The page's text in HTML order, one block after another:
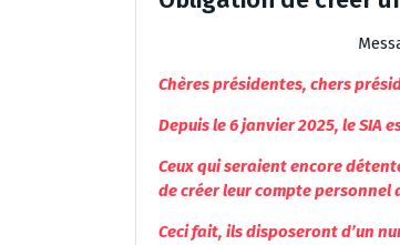
Chères présidentes, chers
Depuis le 6 janvier 2025, le SIA
Ceux qui seraient encore
de créer leur compte personnel
Ceci fait, ils disposeront d’un